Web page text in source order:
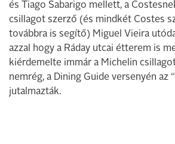
és Tiago Sabarigo mellett, a
csillagot szerző (és mindkét Costes
továbbra is segítő) Miguel Vieira
azzal hogy a Ráday utcai étterem is
kiérdemelte immár a Michelin
nemrég, a Dining Guide versenyén az
jutalmazták.